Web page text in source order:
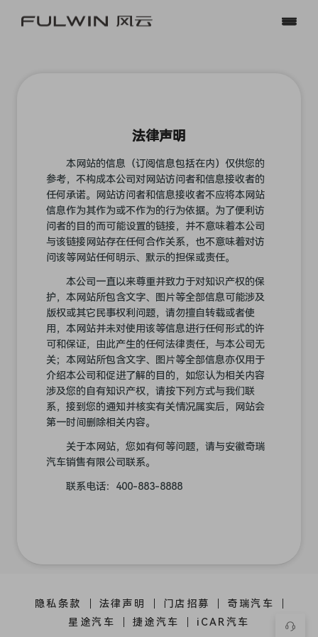
14.99-20.79万元
A8L
12.99万元-14.99万元
预约品鉴
法律声明
本网站的信息（订阅信息包括在内）仅供您的
参考，不构成本公司对网站访问者和信息接收者的
任何承诺。网站访问者和信息接收者不应将本网站
信息作为其作为或不作为的行为依据。为了便利访
问者的目的而可能设置的链接，并不意味着本公司
与该链接网站存在任何合作关系，也不意味着对访
问该等网站任何明示、默示的担保或责任。
本公司一直以来尊重并致力于对知识产权的保
护，本网站所包含文字、图片等全部信息可能涉及
版权或其它民事权利问题，请勿擅自转载或者使
用，本网站并未对使用该等信息进行任何形式的许
可和保证，由此产生的任何法律责任，与本公司无
关；本网站所包含文字、图片等全部信息亦仅用于
介绍本公司和促进了解的目的，如您认为相关内容
涉及您的自有知识产权，请按下列方式与我们联
系，接到您的通知并核实有关情况属实后，网站会
第一时间删除相关内容。
关于本网站，您如有何等问题，请与安徽奇瑞
汽车销售有限公司联系。
联系电话：400-883-8888
隐私条款 法律声明 门店招募
奇瑞汽车
星途汽车
捷途汽车 iCAR汽车